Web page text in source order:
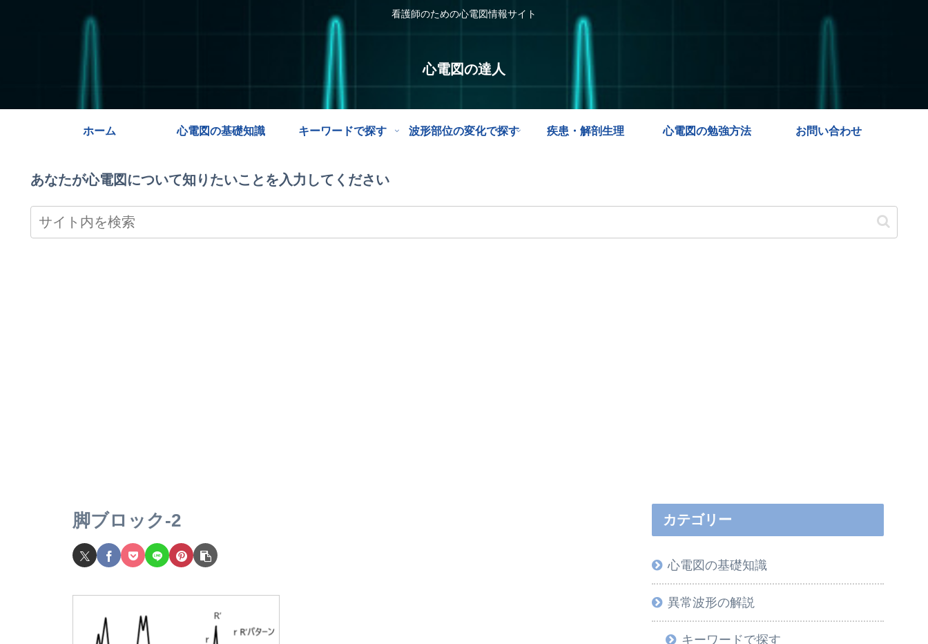
看護師のための心電図情報サイト
心電図の達人
ホーム 心電図の基礎知識 キーワードで探す 波形部位の変化で探す 疾患・解剖生理 心電図の勉強方法 お問い合わせ
あなたが心電図について知りたいことを入力してください
脚ブロック-2 カテゴリー
心電図の基礎知識
異常波形の解説
キーワードで探す